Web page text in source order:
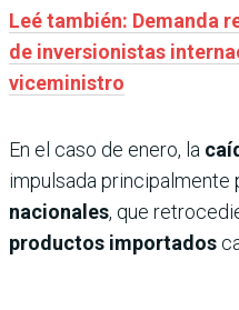
Leé también: Demanda
de inversionistas
viceministro
En el caso de enero, la
impulsada principalmente
nacionales, que
productos importados